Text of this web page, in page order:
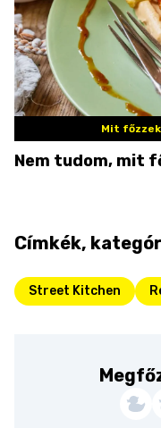
Mit
Nem tudom, mit
Címkék,
Street Kitchen